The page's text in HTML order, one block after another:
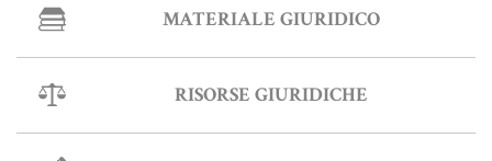
MATERIALE GIURIDICO
RISORSE GIURIDICHE